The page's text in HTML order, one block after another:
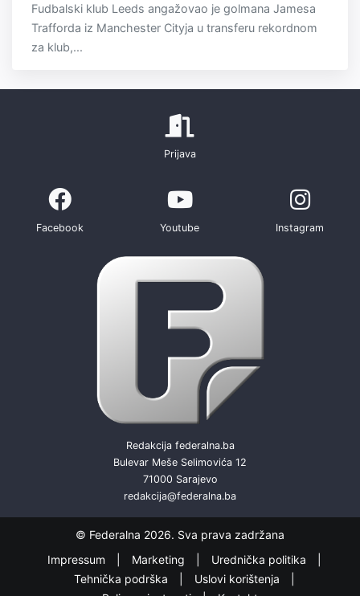
Fudbalski klub Leeds angažovao je golmana Jamesa
Trafforda iz Manchester Cityja u transferu rekordnom
za klub,...
Prijava
Facebook Youtube Instagram
Redakcija federalna.ba
Bulevar Meše Selimovića 12
71000 Sarajevo
redakcija@federalna.ba
© Federalna 2026. Sva prava zadržana
Impressum
Marketing
Urednička politika
Tehnička podrška
Uslovi korištenja